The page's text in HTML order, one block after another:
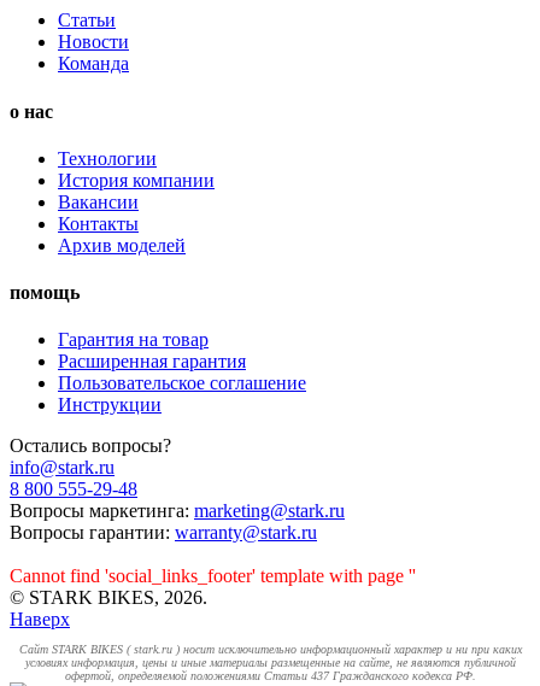
Статьи
Новости
Команда
о нас
Технологии
История компании
Вакансии
Контакты
Архив моделей
помощь
Гарантия на товар
Расширенная гарантия
Пользовательское соглашение
Инструкции
Остались вопросы?
info@stark.ru
8 800 555-29-48
Вопросы маркетинга: marketing@stark.ru
Вопросы гарантии: warranty@stark.ru
Cannot find 'social_links_footer' template with page ''
© STARK BIKES, 2026.
Наверх
Cайт STARK BIKES ( stark.ru ) носит исключительно информационный характер и ни при каких
условиях информация, цены и иные материалы размещенные на сайте, не являются публичной
офертой, определяемой положениями Статьи 437 Гражданского кодекса РФ.